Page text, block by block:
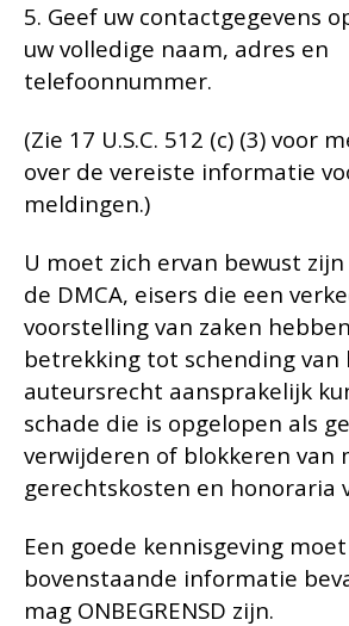
5. Geef uw contactgegevens
uw volledige naam, adres en
telefoonnummer.
(Zie 17 U.S.C. 512 (c) (3) voor
over de vereiste informatie
meldingen.)
U moet zich ervan bewust
de DMCA, eisers die een
voorstelling van zaken
betrekking tot schending van
auteursrecht aansprakelijk
schade die is opgelopen als
verwijderen of blokkeren van
gerechtskosten en honoraria
Een goede kennisgeving
bovenstaande informatie
mag ONBEGRENSD zijn.